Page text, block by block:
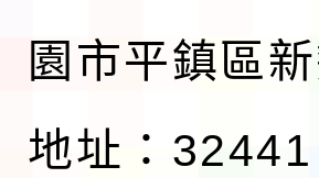
園市平鎮區
地址：